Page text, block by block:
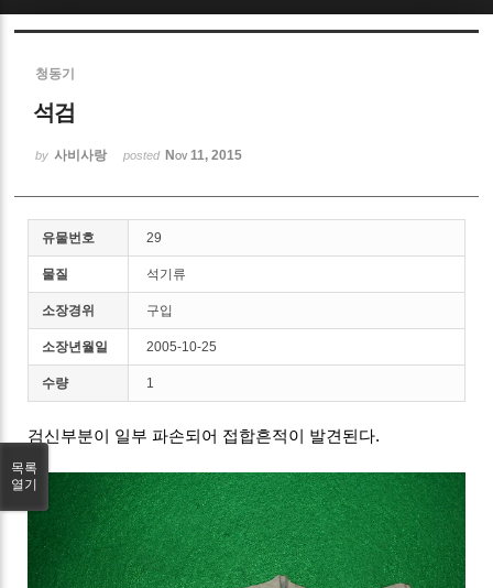
청동기
석검
by 사비사랑 posted Nov 11, 2015
유물번호 29
물질 석기류
소장경위 구입
소장년월일 2005-10-25
수량 1
검신부분이 일부 파손되어 접합흔적이 발견된다.
목록
열기
Sketchbook5, 스케치북5
Sketchbook5, 스케치북5